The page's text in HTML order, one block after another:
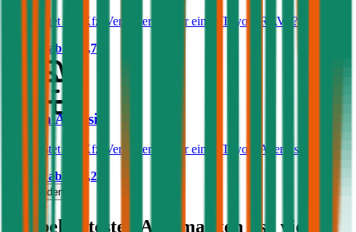
Was kostet die Kfz-Versicherung für einen Toyota RAV4?
Prämie ab
€ 80,70
Toyota Avensis
Was kostet die Kfz-Versicherung für einen Toyota Avensis?
Prämie ab
€ 61,23
Mehr laden
Die beliebtesten Automarken - so viel